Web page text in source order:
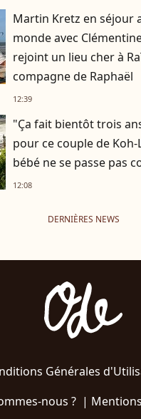
Martin Kretz en séjour
monde avec
rejoint un lieu cher à
compagne de Raphaël
12:39
"Ça fait bientôt trois
pour ce couple de
bébé ne se passe pas
12:08
DERNIÈRES NEWS
Générales
nous ?|